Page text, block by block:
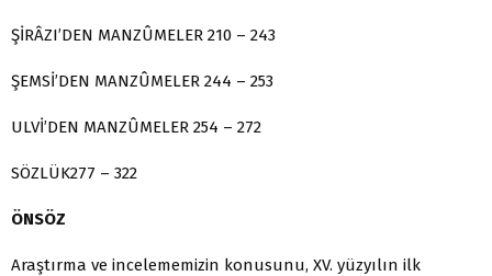
ŞİRÂZI’DEN MANZÛMELER 210 – 243
ŞEMSİ’DEN MANZÛMELER 244 – 253
ULVİ’DEN MANZÛMELER 254 – 272
SÖZLÜK277 – 322
ÖNSÖZ
Araştırma ve incelememizin konusunu, XV. yüzyılın ilk